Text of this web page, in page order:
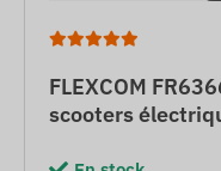
FLEXCOM
scooters